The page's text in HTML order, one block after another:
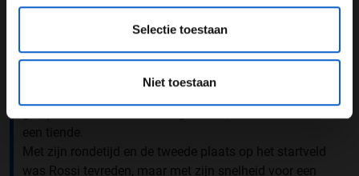
Selectie toestaan
Niet toestaan
nog sneller geweest dan zijn rivaal uit Spanje. Op
driekwart van zijn ronde lag de Italiaan op
polepositionkoers, maar in de laatste sector voorkwam
een tiende.
Met zijn rondetijd en de tweede plaats op het startveld
was Rossi tevreden, maar met zijn snelheid voor een